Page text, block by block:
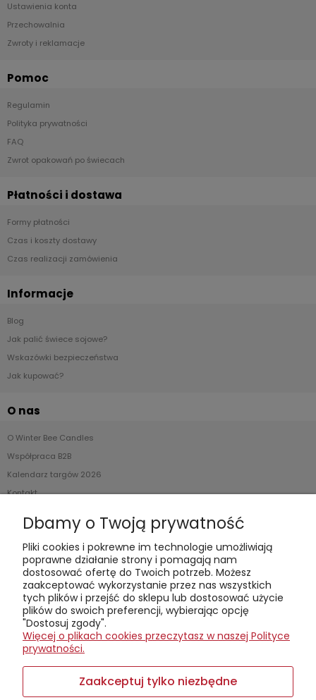
Ustawienia konta
Przechowalnia
Zwroty i reklamacje
Pomoc
Regulamin
Polityka prywatności
FAQ
Zwrot opakowań po świecach
Płatności i dostawa
Formy płatności
Czas i koszty dostawy
Czas realizacji zamówienia
Informacje
Blog
Jak palić świece sojowe?
Wskazówki bezpieczeństwa
Jak kupować?
O nas
O Winter Bee Candles
Współpraca B2B
Kalendarz targów 2026
Kontakt
Kontakt telefoniczny (od poniedziałku do soboty, w
godzinach 8:00-18:00):+48608044970
Kontakt mailowy:sklep@winterbee.pl
Winter Bee Candles
– mała firma z wielkim nosem do zapachów. Tworzymy świece,
woski i dyfuzory z czystego wosku sojowego, ręcznie i lokalnie.
Stawiamy na recykling, zrównoważony rozwój i opowieści
zamknięte w aromatach. Zapraszamy na warsztaty tworzenia
świec w kameralnych, pięcioosobowych grupach – pachnie
tam lepiej niż na niejednym spotkaniu networkingowym.
Sklep prowadzimyonline, a jeśli woliszosobiście odebrać
zamówienie, zadzwoń wcześniej– może akurat jesteśmy
zajęci mieszaniem nowych aromatów.
Dbamy o Twoją prywatność
Pliki cookies i pokrewne im technologie umożliwiają
poprawne działanie strony i pomagają nam
dostosować ofertę do Twoich potrzeb. Możesz
zaakceptować wykorzystanie przez nas wszystkich
tych plików i przejść do sklepu lub dostosować użycie
plików do swoich preferencji, wybierając opcję
"Dostosuj zgody".
Więcej o plikach cookies przeczytasz w naszej Polityce
prywatności.
Zaakceptuj tylko niezbędne